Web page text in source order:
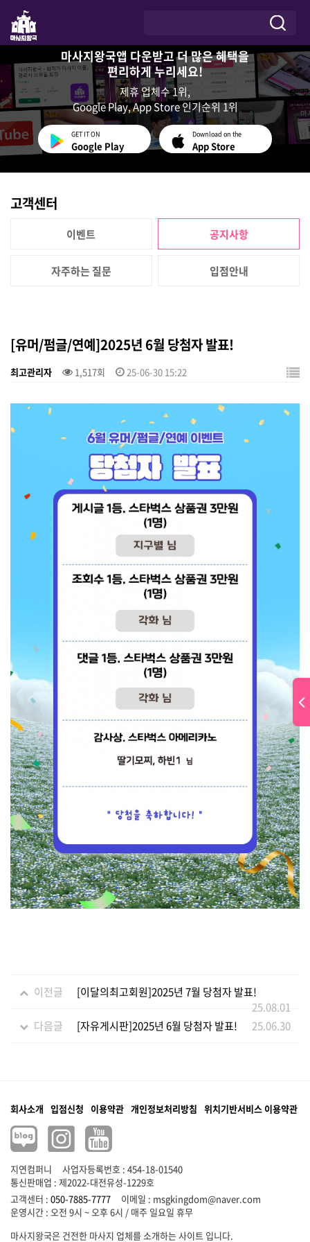
마사지왕국앱 다운받고 더 많은 혜택을
편리하게 누리세요!
제휴 업체수 1위,
Google Play, App Store 인기순위 1위
GET IT ON
Google Play
Download on the
App Store
고객센터
이벤트 공지사항
자주하는 질문 입점안내
[유머/펌글/연예]2025년 6월 당첨자 발표!
최고관리자 1,517회 25-06-30 15:22
이전글
[이달의최고회원]2025년 7월 당첨자 발표!
25.08.01
다음글
[자유게시판]2025년 6월 당첨자 발표! 25.06.30
회사소개 입점신청 이용약관 개인정보처리방침 위치기반서비스 이용약관
지연컴퍼니
사업자등록번호 : 454-18-01540
통신판매업 : 제2022-대전유성-1229호
고객센터 : 050-7885-7777 이메일 : msgkingdom@naver.com
마사지왕국은 건전한 마사지 업체를 소개하는 사이트 입니다.